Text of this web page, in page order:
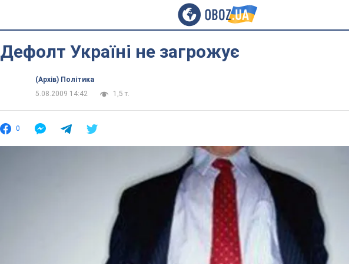
Дефолт Україні не загрожує
(Архів) Політика
5.08.2009 14:42
1,5 т.
0